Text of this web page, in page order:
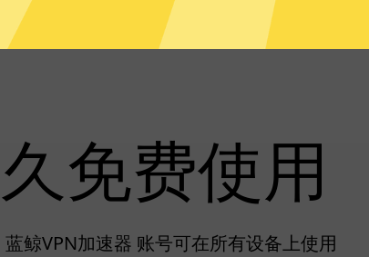
免费使用
蓝鲸VPN加速器 账号可在所有设备上使用